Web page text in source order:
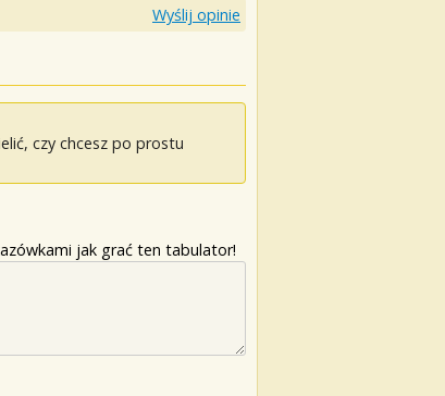
Wyślij opinie
czy chcesz po prostu
jak grać ten tabulator!